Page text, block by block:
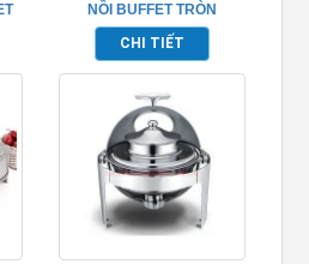
NỒI BUFFET TRÒN
TP697003
CHI TIẾT